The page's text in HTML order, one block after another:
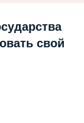
свой